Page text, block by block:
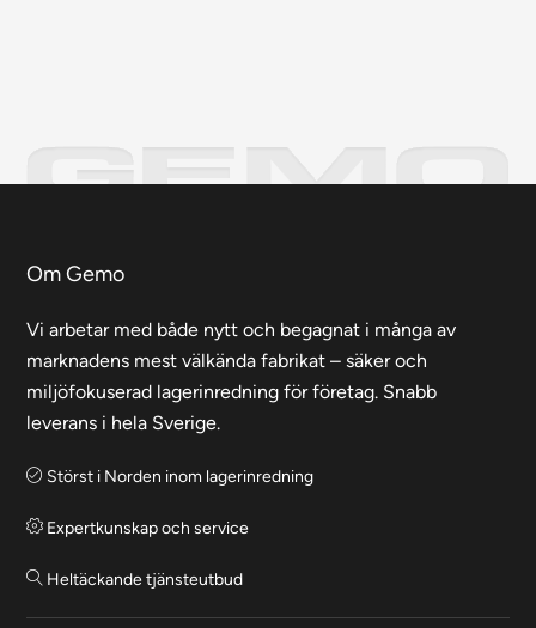
Om Gemo
Vi arbetar med både nytt och begagnat i många av
marknadens mest välkända fabrikat – säker och
miljöfokuserad lagerinredning för företag. Snabb
leverans i hela Sverige.
Störst i Norden inom lagerinredning
Expertkunskap och service
Heltäckande tjänsteutbud